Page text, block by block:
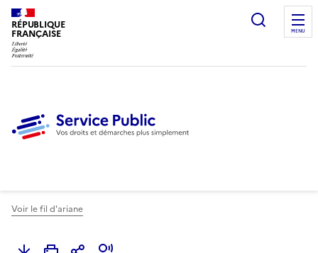
RÉPUBLIQUE
FRANÇAISE
Ouvrir
MENU
Voir le fil d'ariane